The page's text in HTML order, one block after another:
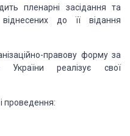
пленарні засідання та
до її відання
правову форму за
реалізує свої
проведення: